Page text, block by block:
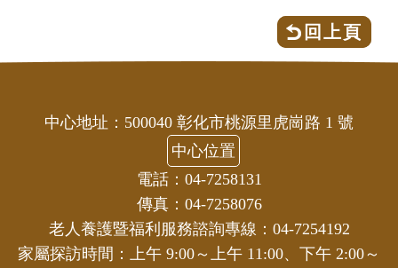
回上頁
中心地址：500040 彰化市桃源里虎崗路 1 號
中心位置
電話：04-7258131
傳真：04-7258076
老人養護暨福利服務諮詢專線：04-7254192
家屬探訪時間：上午 9:00～上午 11:00、下午 2:00～